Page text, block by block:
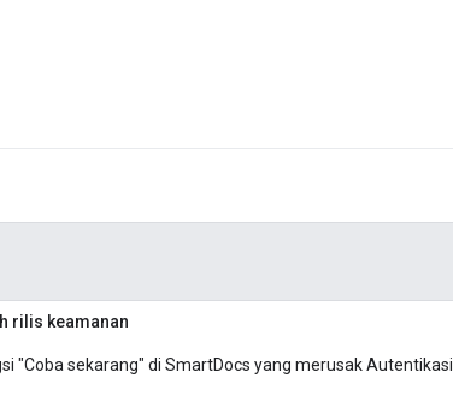
rilis keamanan
"Coba sekarang" di SmartDocs yang merusak Autentikasi